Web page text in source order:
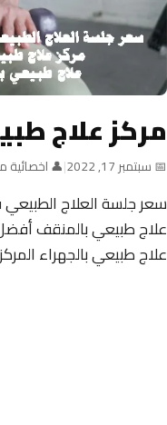
مركز علاج
📅 سبتمبر 17, 2022 |👤 اخصائية
سعر جلسة العلاج
علاج طبيعي بالمنقف
علاج طبيعي بالجهراء